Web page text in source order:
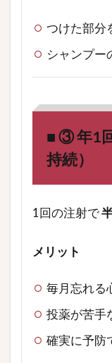
つけた部分
シャンプー
■ ③ 年1
持続）
1回の注射で
メリット
毎月忘れる
投薬が苦手
確実に予防